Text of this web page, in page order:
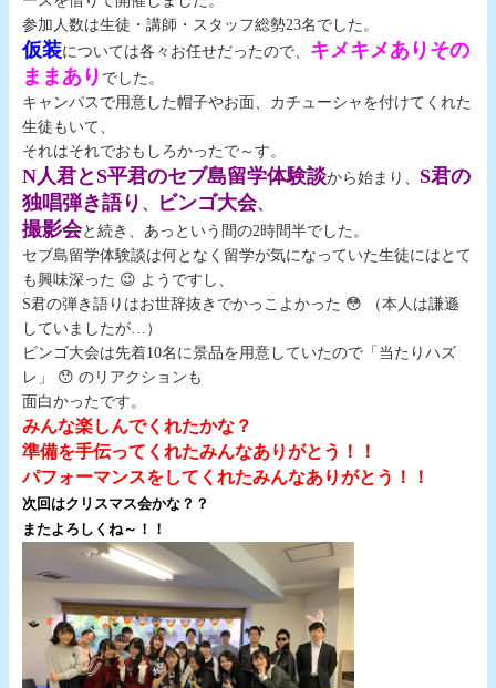
参加人数は生徒・講師・スタッフ総勢23名でした。
仮装については各々お任せだったので、 キメキメありその
ままあり でした。
キャンパスで用意した帽子やお面、カチューシャを付けてくれた
生徒もいて、
それはそれでおもしろかったで～す。
N人君とS平君のセブ島留学体験談から始まり、 S君の
独唱弾き語り 、 ビンゴ大会、
撮影会と続き、あっという間の2時間半でした。
セブ島留学体験談は何となく留学が気になっていた生徒にはとて
も興味深った 😉 ようですし、
S君の弾き語りはお世辞抜きでかっこよかった 😳 （本人は謙遜
していましたが…）
ビンゴ大会は先着10名に景品を用意していたので「当たりハズ
レ」 😯 のリアクションも
面白かったです。
みんな楽しんでくれたかな？
準備を手伝ってくれたみんなありがとう！！
パフォーマンスをしてくれたみんなありがとう！！
次回はクリスマス会かな？？
またよろしくね～！！